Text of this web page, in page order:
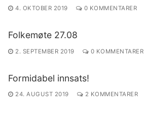
4. OKTOBER 2019 0 KOMMENTARER
Folkemøte 27.08
2. SEPTEMBER 2019 0 KOMMENTARER
Formidabel innsats!
24. AUGUST 2019 2 KOMMENTARER